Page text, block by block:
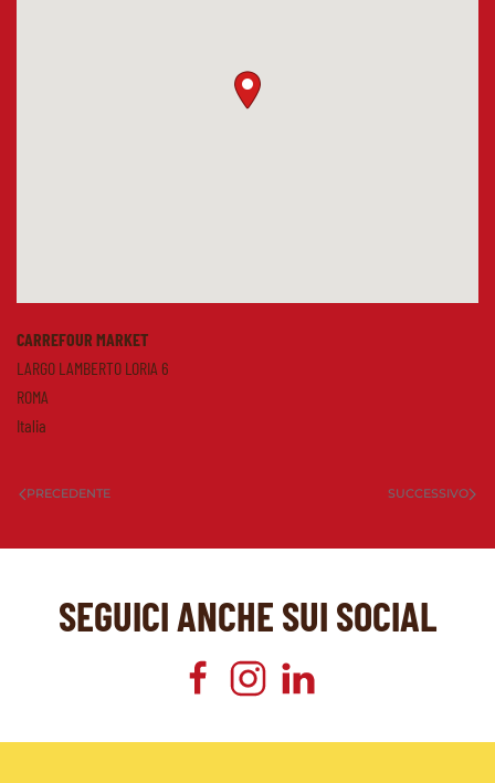
CARREFOUR MARKET
LARGO LAMBERTO LORIA 6
ROMA
Italia
PRECEDENTE SUCCESSIVO
SEGUICI ANCHE SUI SOCIAL